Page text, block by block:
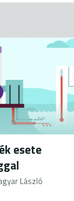
esete
László